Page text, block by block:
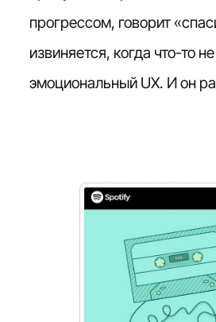
прогрессом, говорит
извиняется, когда что-то
эмоциональный UX. И он